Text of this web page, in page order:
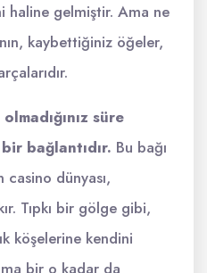
haline gelmiştir. Ama ne
kaybettiğiniz öğeler,
süre
bağlantıdır. Bu bağı
casino dünyası,
Tıpkı bir gölge gibi,
köşelerine kendini
bir o kadar da